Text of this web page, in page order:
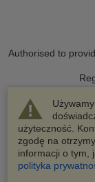
użyteczność.
zgodę na
informacji o tym,
polityka
Authorised to
© 2003-2026
VisaHQ i logo